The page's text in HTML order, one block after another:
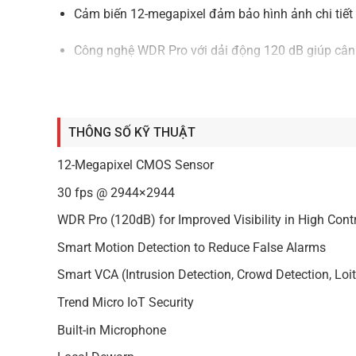
Cảm biến 12-megapixel đảm bảo hình ảnh chi
Công nghệ WDR Pro với dải động 120 dB giúp
Phát hiện chuyển động thông minh sử dụng AI
Tính năng phân tích video thông minh (VCA) với
quản lý an ninh.
Chất lượng hình ảnh và hiệu năng
mà không làm giảm chất lượng hình ảnh. Các chế
quả.
Khả năng phân tích hành vi và
Sản phẩm sử dụng AI để nhận diện con người,
THÔNG SỐ KỸ THUẬT
12-Megapixel CMOS Sensor
30 fps @ 2944×2944
WDR Pro (120dB) for Improved Visibility in High
Smart Motion Detection to Reduce False Alarms
Smart VCA (Intrusion Detection, Crowd Detection,
Trend Micro IoT Security
Built-in Microphone